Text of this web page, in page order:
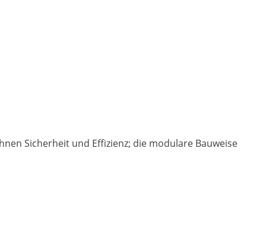
Sicherheit und Effizienz; die modulare Bauweise